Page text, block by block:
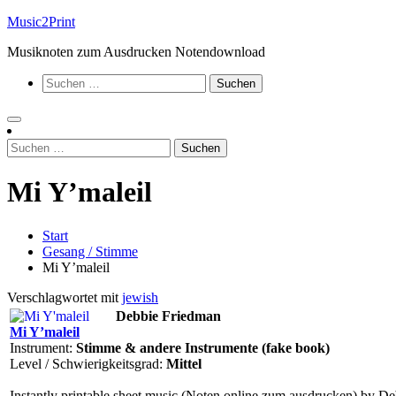
Zum
springen
Music2Print
Musiknoten zum Ausdrucken Notendownload
Suchen
nach:
Suchen
nach:
Mi Y’maleil
Start
Gesang / Stimme
Mi Y’maleil
Verschlagwortet mit jewish
Debbie Friedman
Mi Y’maleil
Instrument: Stimme & andere Instrumente (fake book)
Level / Schwierigkeitsgrad: Mittel